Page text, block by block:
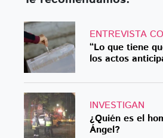
ENTREVISTA
“Lo que tiene
los actos
INVESTIGAN
¿Quién es el
Ángel?